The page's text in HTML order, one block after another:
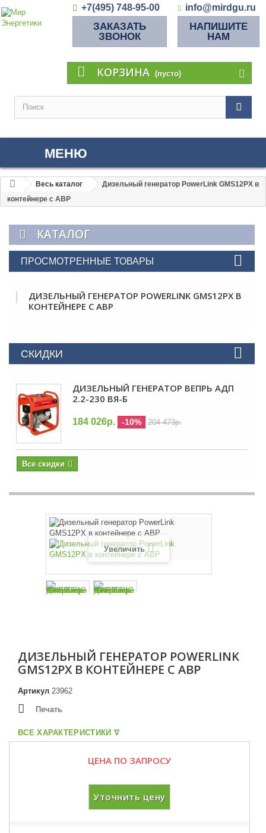
+7(495) 748-95-00 info@mirdgu.ru
ЗАКАЗАТЬ
ЗВОНОК
НАПИШИТЕ
НАМ
КОРЗИНА (пусто)
МЕНЮ
Весь каталог
Дизельный генератор PowerLink GMS12PX в
контейнере с АВР
КАТАЛОГ
ПРОСМОТРЕННЫЕ ТОВАРЫ
ДИЗЕЛЬНЫЙ ГЕНЕРАТОР POWERLINK GMS12PX В
КОНТЕЙНЕРЕ С АВР
СКИДКИ
ДИЗЕЛЬНЫЙ ГЕНЕРАТОР ВЕПРЬ АДП
2.2-230 ВЯ-Б
184 026р. -10% 204 473р.
Все скидки
Увеличить
ДИЗЕЛЬНЫЙ ГЕНЕРАТОР POWERLINK
GMS12PX В КОНТЕЙНЕРЕ С АВР
Артикул 23962
Печать
ВСЕ ХАРАКТЕРИСТИКИ ᐁ
ЦЕНА ПО ЗАПРОСУ
Уточнить цену